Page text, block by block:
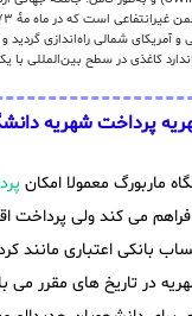
و آمریکای شمالی راه‌اندازی
کاغذی در سطح بین‌المللی با
پرداخت شهریه
ماربورگ معمولا امکان
فراهم می کند ولی پرداخت
بانکی اعتباری مانند
در تاریخ های مقرر می